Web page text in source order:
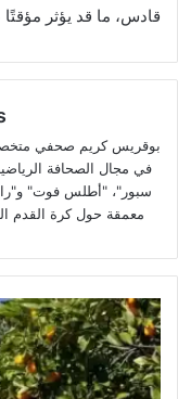
قادس، ما قد يؤثر
بوقريس كريم صحفي
في مجال الصحافة
سبور"، "أطلس فوت"
معمقة حول كرة القدم
المغرب
يُحطم
الأرقام
القياسية